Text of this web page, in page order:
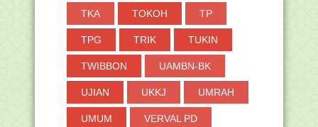
TKA TOKOH TP
TPG TRIK TUKIN
TWIBBON UAMBN-BK
UJIAN UKKJ UMRAH
UMUM VERVAL PD